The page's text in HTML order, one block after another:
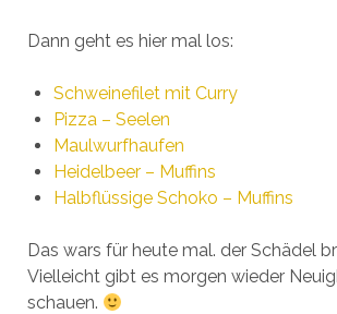
Dann geht es hier mal los:
Schweinefilet mit Curry
Pizza – Seelen
Maulwurfhaufen
Heidelbeer – Muffins
Halbflüssige Schoko – Muffins
Das wars für heute mal. der Schädel
Vielleicht gibt es morgen wieder
schauen.